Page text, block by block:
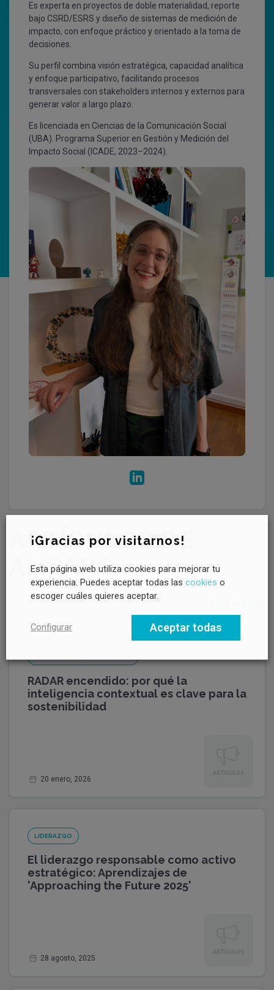
Es experta en proyectos de doble materialidad, reporte
bajo CSRD/ESRS y diseño de sistemas de medición de
impacto, con enfoque práctico y orientado a la toma de
decisiones.
Su perfil combina visión estratégica, capacidad analítica
y enfoque participativo, facilitando procesos
transversales con stakeholders internos y externos para
generar valor a largo plazo.
Es licenciada en Ciencias de la Comunicación Social
(UBA). Programa Superior en Gestión y Medición del
Impacto Social (ICADE, 2023–2024).
ARTÍCULOS DE
AMPARO
RADAR encendido: por qué la
inteligencia contextual es clave para la
sostenibilidad
20 enero, 2026
ARTÍCULOS
LIDERAZGO
El liderazgo responsable como activo
estratégico: Aprendizajes de
'Approaching the Future 2025'
28 agosto, 2025
ARTÍCULOS
¡Gracias por visitarnos!
Esta página web utiliza cookies para mejorar tu
experiencia. Puedes aceptar todas las cookies o
escoger cuáles quieres aceptar.
Configurar Aceptar todas